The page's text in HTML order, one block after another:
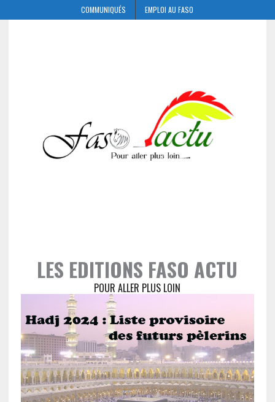
COMMUNIQUÉS EMPLOI AU FASO
LES EDITIONS FASO ACTU
POUR ALLER PLUS LOIN